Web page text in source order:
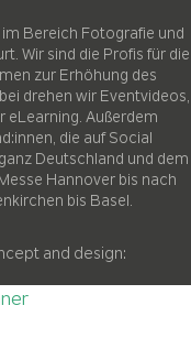
Bereich Fotografie und
Wir sind die Profis für die
zur Erhöhung des
drehen wir Eventvideos,
eLearning. Außerdem
die auf Social
Deutschland und dem
Hannover bis nach
bis Basel.
and design: